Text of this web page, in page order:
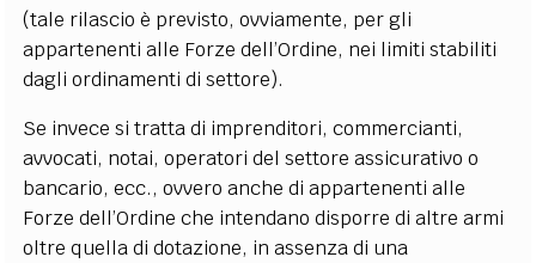
(tale rilascio è previsto, ovviamente, per gli
appartenenti alle Forze dell’Ordine, nei limiti stabiliti
dagli ordinamenti di settore).
Se invece si tratta di imprenditori, commercianti,
avvocati, notai, operatori del settore assicurativo o
bancario, ecc., ovvero anche di appartenenti alle
Forze dell’Ordine che intendano disporre di altre armi
oltre quella di dotazione, in assenza di una